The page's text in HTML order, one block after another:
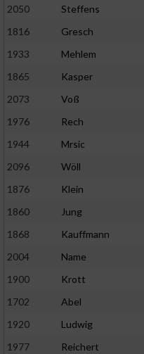
2050
Steffens
1816
Gresch
1933
Mehlem
1865
Kasper
2073
Voß
1976
Rech
1944
Mrsic
2096
Wöll
1876
Klein
1860
Jung
1868
Kauffmann
2004
Name
1900
Krott
1702
Abel
1920
Ludwig
1977
Reichert